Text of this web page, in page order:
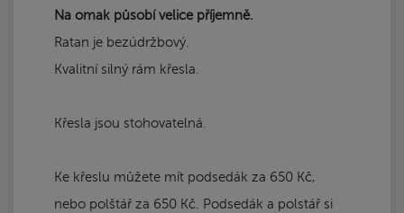
Na omak působí velice příjemně.
Ratan je bezúdržbový.
Kvalitní silný rám křesla.
Křesla jsou stohovatelná.
Ke křeslu můžete mít podsedák za 650 Kč,
nebo polštář za 650 Kč. Podsedák a polstář si